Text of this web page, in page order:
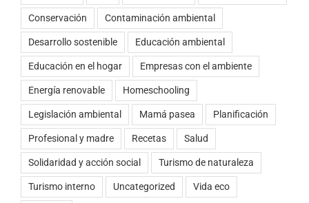
Conservación Contaminación ambiental
Desarrollo sostenible Educación ambiental
Educación en el hogar Empresas con el ambiente
Energía renovable Homeschooling
Legislación ambiental Mamá pasea Planificación
Profesional y madre Recetas Salud
Solidaridad y acción social Turismo de naturaleza
Turismo interno Uncategorized Vida eco